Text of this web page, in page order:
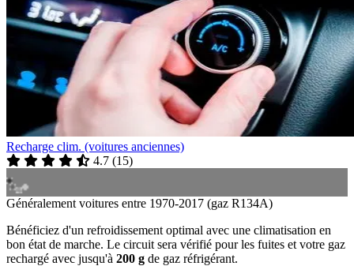
Recharge clim. (voitures anciennes)
4.7 (15)
Généralement voitures entre 1970-2017 (gaz R134A)
Bénéficiez d'un refroidissement optimal avec une climatisation en
bon état de marche. Le circuit sera vérifié pour les fuites et votre gaz
rechargé avec jusqu'à 200 g de gaz réfrigérant.